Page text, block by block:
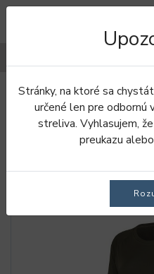
Úvod Tričká Dámske
DÁMSKE
Stránky, na ktoré sa
určené len pre odbornú
streliva. Vyhlasujem,
preukazu